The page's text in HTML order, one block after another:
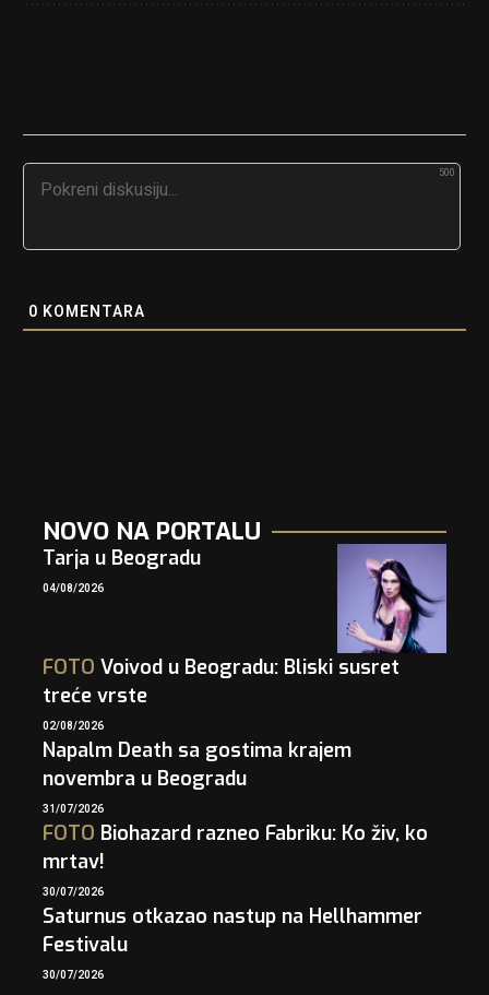
500
0 KOMENTARA
NOVO NA PORTALU
Tarja u Beogradu
04/08/2026
FOTO Voivod u Beogradu: Bliski susret
treće vrste
02/08/2026
Napalm Death sa gostima krajem
novembra u Beogradu
31/07/2026
FOTO Biohazard razneo Fabriku: Ko živ, ko
mrtav!
30/07/2026
Saturnus otkazao nastup na Hellhammer
Festivalu
30/07/2026